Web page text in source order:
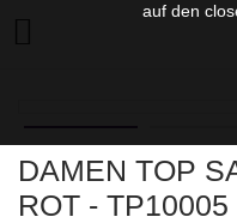
DAMEN TOP
ROT - TP10005
auf den